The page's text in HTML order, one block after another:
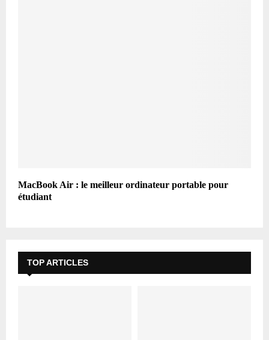
MacBook Air : le meilleur ordinateur portable pour
étudiant
TOP ARTICLES